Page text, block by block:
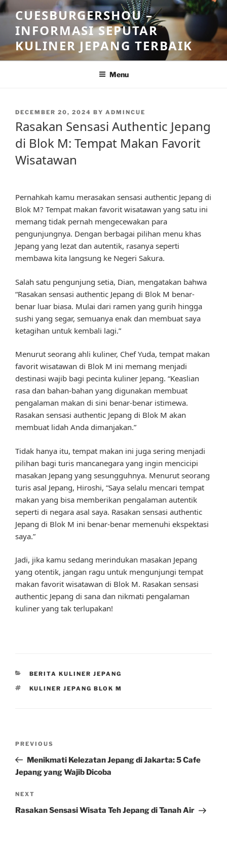
Skip
to
content
CUESBURGERSHOU –
INFORMASI SEPUTAR
KULINER JEPANG TERBAIK
Menu
POSTED
DECEMBER 20, 2024 BY ADMINCUE
Rasakan Sensasi Authentic Jepang
di Blok M: Tempat Makan Favorit
Wisatawan
Pernahkah kamu merasakan sensasi authentic Jepang di
Blok M? Tempat makan favorit wisatawan yang satu ini
memang tidak pernah mengecewakan para
pengunjungnya. Dengan berbagai pilihan menu khas
Jepang yang lezat dan autentik, rasanya seperti
membawa kita langsung ke Negeri Sakura.
Salah satu pengunjung setia, Dian, mengatakan bahwa
“Rasakan sensasi authentic Jepang di Blok M benar-
benar luar biasa. Mulai dari ramen yang gurih hingga
sushi yang segar, semuanya enak dan membuat saya
ketagihan untuk kembali lagi.”
Menurut seorang ahli kuliner, Chef Yuda, tempat makan
favorit wisatawan di Blok M ini memang menjadi
destinasi wajib bagi pecinta kuliner Jepang. “Keaslian
rasa dan bahan-bahan yang digunakan membuat
pengalaman makan di sini benar-benar istimewa.
Rasakan sensasi authentic Jepang di Blok M akan
membuat lidah Anda dimanjakan.”
Tidak hanya itu, tempat makan ini juga sering menjadi
pilihan bagi turis mancanegara yang ingin mencicipi
masakan Jepang yang sesungguhnya. Menurut seorang
turis asal Jepang, Hiroshi, “Saya selalu mencari tempat
makan yang bisa memberikan pengalaman autentik
seperti di negara asal saya. Rasakan sensasi authentic
Jepang di Blok M ini benar-benar memenuhi ekspektasi
saya.”
Jadi, jika kamu sedang merindukan masakan Jepang
yang otentik, jangan ragu untuk mengunjungi tempat
makan favorit wisatawan di Blok M. Rasakan sensasi
authentic Jepang di sana dan nikmati pengalaman
kuliner yang tak terlupakan!
CATEGORIES
BERITA KULINER JEPANG
TAGS
KULINER JEPANG BLOK M
Previous
Post
PREVIOUS
Menikmati Kelezatan Jepang di Jakarta: 5 Cafe
Jepang yang Wajib Dicoba
Next
Post
NEXT
Rasakan Sensasi Wisata Teh Jepang di Tanah Air